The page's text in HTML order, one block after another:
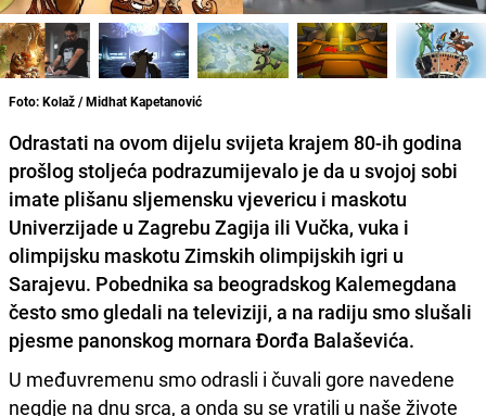
Foto: Kolaž / Midhat Kapetanović
Odrastati na ovom dijelu svijeta krajem 80-ih godina
prošlog stoljeća podrazumijevalo je da u svojoj sobi
imate plišanu sljemensku vjevericu i maskotu
Univerzijade u Zagrebu Zagija ili Vučka, vuka i
olimpijsku maskotu Zimskih olimpijskih igri u
Sarajevu. Pobednika sa beogradskog Kalemegdana
često smo gledali na televiziji, a na radiju smo slušali
pjesme panonskog mornara Đorđa Balaševića.
U međuvremenu smo odrasli i čuvali gore navedene
negdje na dnu srca, a onda su se vratili u naše živote